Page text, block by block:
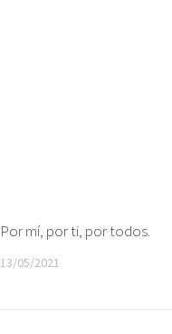
Por mí, por ti, por todos.
13/05/2021